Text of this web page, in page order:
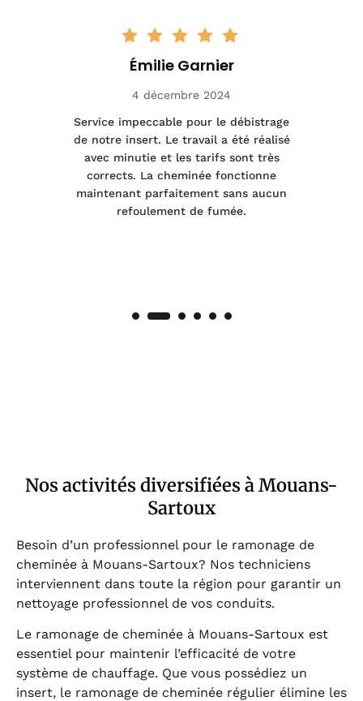
Émilie Garnier
4 décembre 2024
Service impeccable pour le débistrage
de notre insert. Le travail a été réalisé
avec minutie et les tarifs sont très
corrects. La cheminée fonctionne
maintenant parfaitement sans aucun
refoulement de fumée.
Nos activités diversifiées à Mouans-
Sartoux
Besoin d’un professionnel pour le ramonage de
cheminée à Mouans-Sartoux? Nos techniciens
interviennent dans toute la région pour garantir un
nettoyage professionnel de vos conduits.
Le ramonage de cheminée à Mouans-Sartoux est
essentiel pour maintenir l’efficacité de votre
système de chauffage. Que vous possédiez un
insert, le ramonage de cheminée régulier élimine les